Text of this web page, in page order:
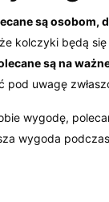
są osobom,
kolczyki będą
są na
uwagę
wygodę,
wygoda